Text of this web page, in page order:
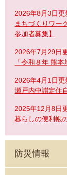
2026年8月3日更
まちづくりワー
参加者募集】
2026年7月29日
「令和８年 熊
2026年4月1日更
瀬戸内中讃定住
2025年12月8日
暮らしの便利帳
防災情報